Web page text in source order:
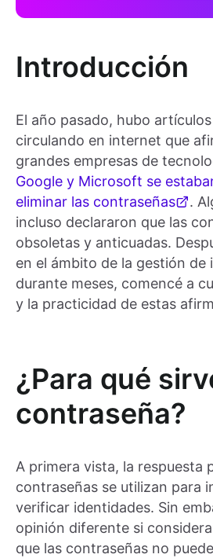
Introducción
El año pasado, hubo
circulando en internet que
grandes empresas de
Google y Microsoft se
eliminar las contraseñas
.
incluso declararon que las
obsoletas y anticuadas.
en el ámbito de la gestión de
durante meses, comencé a
y la practicidad de estas
¿Para qué
contraseña?
A primera vista, la respuesta
contraseñas se utilizan para
verificar identidades. Sin
opinión diferente si
que las contraseñas no